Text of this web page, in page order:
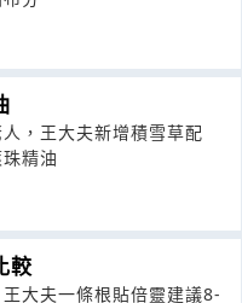
，王大夫新增積雪草配
精油
較
大夫一條根貼倍靈建議8-